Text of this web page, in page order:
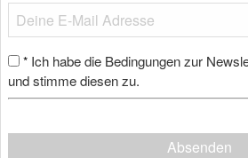
* Ich habe die Bedingungen zur
und stimme diesen zu.
Absenden